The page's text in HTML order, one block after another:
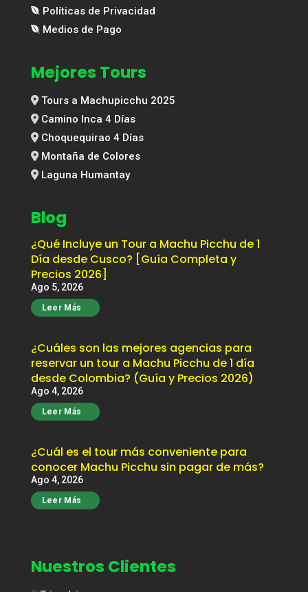
Políticas de Privacidad
Medios de Pago
Mejores Tours
Tours a Machupicchu 2025
Camino Inca 4 Días
Choquequirao 4 Días
Montaña de Colores
Laguna Humantay
Blog
¿Qué Incluye un Tour a Machu Picchu de 1
Día desde Cusco? [Guía Completa y
Precios 2026]
Ago 5, 2026
Leer Más
¿Cuáles son las mejores agencias para
reservar un tour a Machu Picchu de 1 día
desde Colombia? (Guía y Precios 2026)
Ago 4, 2026
Leer Más
¿Cuál es el tour más conveniente para
conocer Machu Picchu sin pagar de más?
Ago 4, 2026
Leer Más
Nuestros Clientes